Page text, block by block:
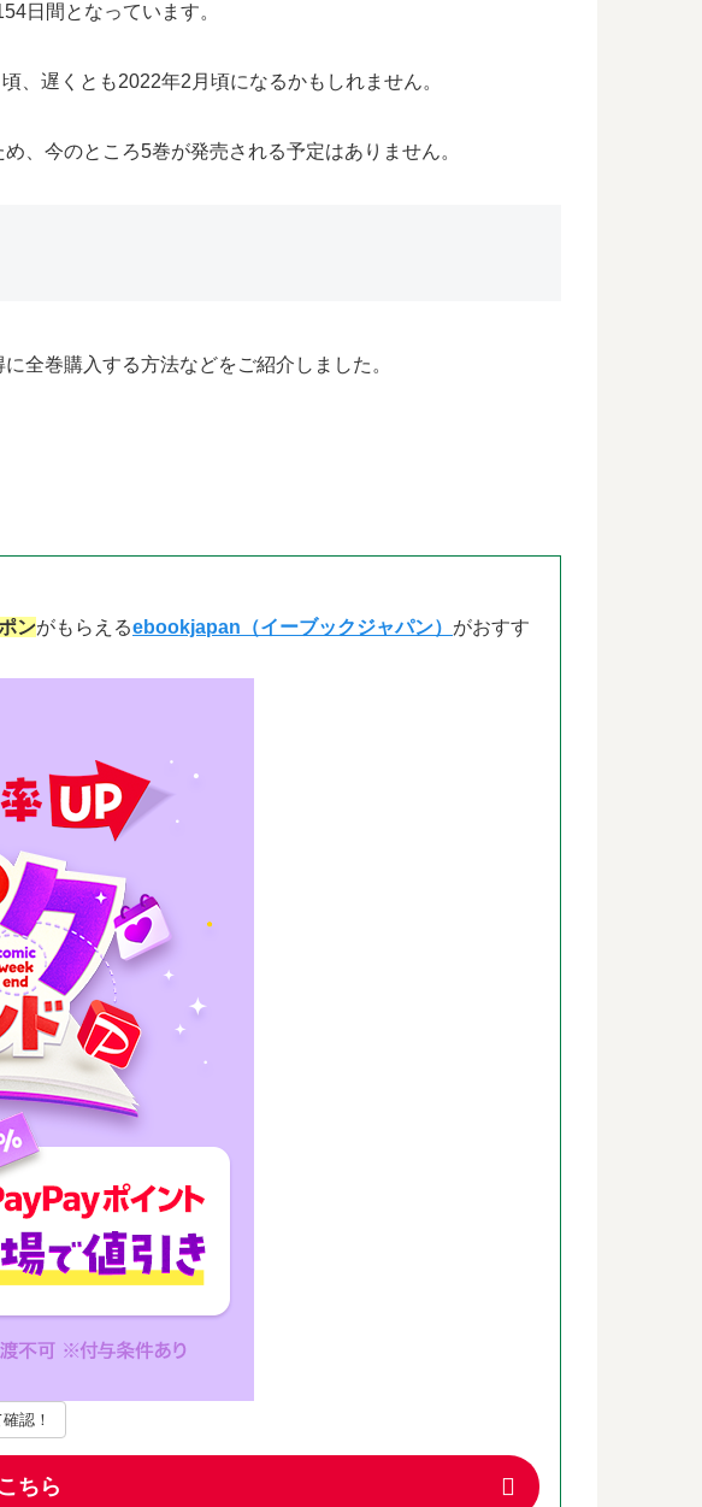
日間となっています。
、遅くとも2022年2月頃になるかもしれません。
、今のところ5巻が発売される予定はありません。
全巻購入する方法などをご紹介しました。
ンがもらえるebookjapan（イーブックジャパン） がおすす
認！
ちら